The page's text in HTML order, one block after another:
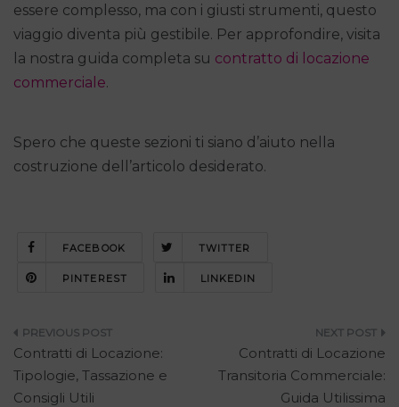
essere complesso, ma con i giusti strumenti, questo
viaggio diventa più gestibile. Per approfondire, visita
la nostra guida completa su contratto di locazione
commerciale.
Spero che queste sezioni ti siano d’aiuto nella
costruzione dell’articolo desiderato.
FACEBOOK TWITTER
PINTEREST LINKEDIN
Navigazione
articoli
Contratti di Locazione:
Tipologie, Tassazione e
Consigli Utili
Contratti di Locazione
Transitoria Commerciale:
Guida Utilissima